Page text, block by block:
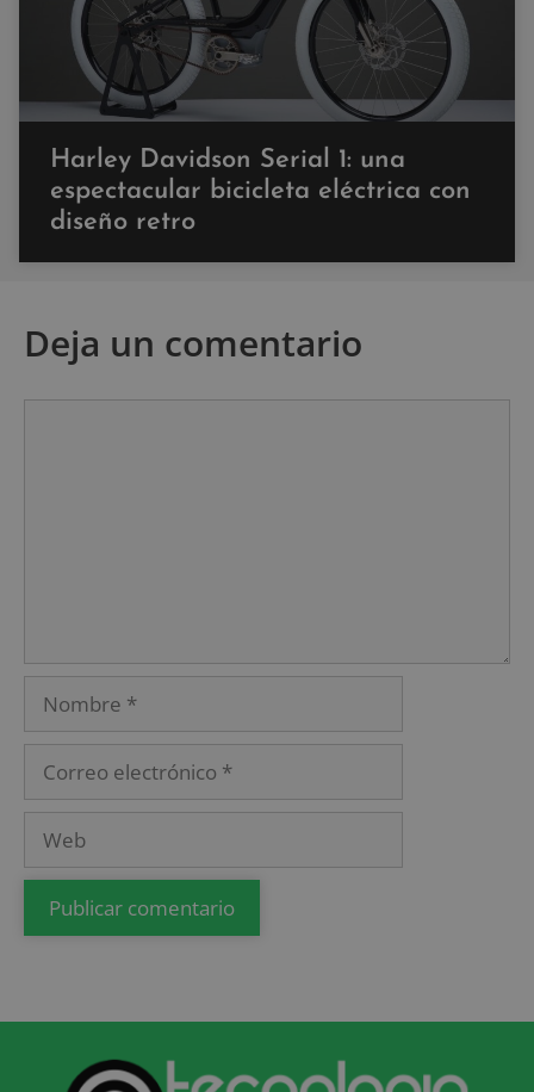
Harley Davidson Serial 1: una
espectacular bicicleta eléctrica con
diseño retro
Deja un comentario